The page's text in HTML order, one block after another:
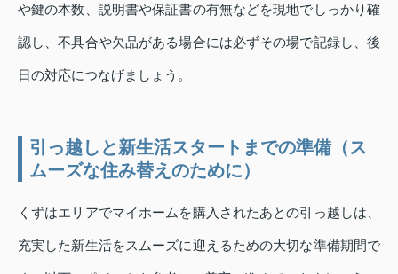
や鍵の本数、説明書や保証書の有無などを現地でしっかり確
認し、不具合や欠品がある場合には必ずその場で記録し、後
日の対応につなげましょう。
引っ越しと新生活スタートまでの準備（ス
ムーズな住み替えのために）
くずはエリアでマイホームを購入されたあとの引っ越しは、
充実した新生活をスムーズに迎えるための大切な準備期間で